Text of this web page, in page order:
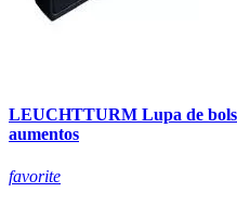
LEUCHTTURM Lupa de
aumentos
favorite